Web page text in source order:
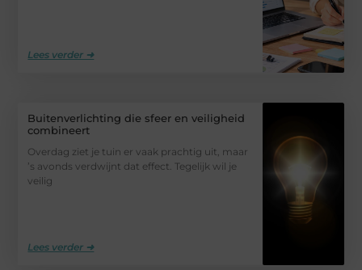
Lees verder ➜
Buitenverlichting die sfeer en veiligheid
combineert
Overdag ziet je tuin er vaak prachtig uit, maar
’s avonds verdwijnt dat effect. Tegelijk wil je
veilig
Lees verder ➜